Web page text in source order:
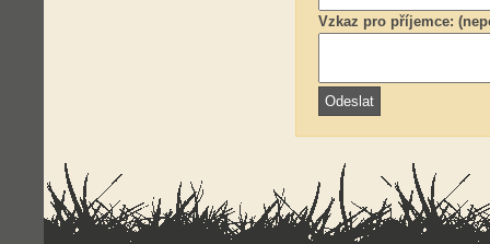
Vzkaz pro příjemce: